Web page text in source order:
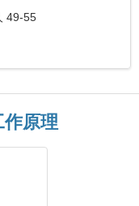
49-55
原理